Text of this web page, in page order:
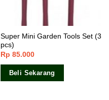
Super Mini Garden Tools Set (3
pcs)
Rp 85.000
Beli Sekarang